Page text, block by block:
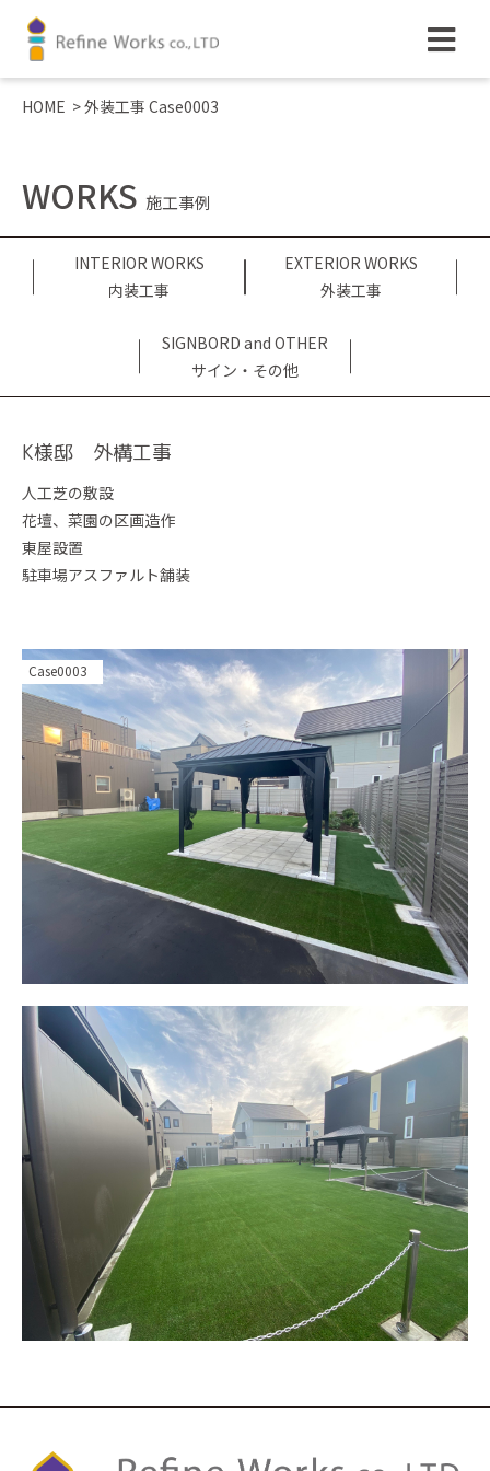
HOME >外装工事 Case0003
WORKS 施工事例
INTERIOR WORKS
内装工事
EXTERIOR WORKS
外装工事
SIGNBORD and OTHER
サイン・その他
Case0003
K様邸 外構工事
人工芝の敷設
花壇、菜園の区画造作
東屋設置
駐車場アスファルト舗装